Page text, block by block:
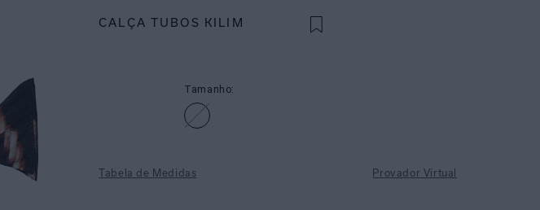
CALÇA TUBOS KILIM
Tamanho:
Tabela de Medidas Provador Virtual